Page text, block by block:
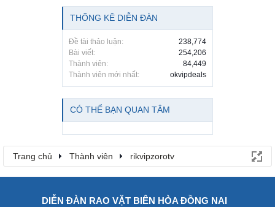
THỐNG KÊ DIỄN ĐÀN
Đề tài thảo luận:
238,774
Bài viết:
254,206
Thành viên:
84,449
Thành viên mới nhất:
okvipdeals
CÓ THỂ BẠN QUAN TÂM
Trang chủ Thành viên rikvipzorotv
DIỄN ĐÀN RAO VẶT BIÊN HÒA ĐỒNG NAI